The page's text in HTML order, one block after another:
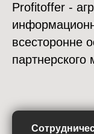
Profitoffer -
всесторонне
партнерского